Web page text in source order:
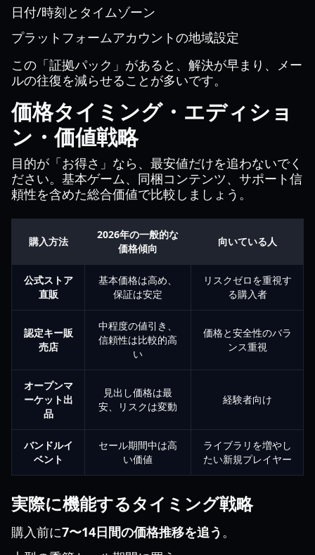
日付/時刻とタイムゾーン
プラットフォームアカウントの地域設定
この「証拠パック」があると、解決が早まり、メー
ルの往復を減らせることが多いです。
価格タイミング・エディショ
ン・価値戦略
目的が「お得さ」なら、最安値だけを追わないでく
ださい。基本ゲーム、同梱コンテンツ、サポート信
頼性を含めた総合価値で比較しましょう。
購入方法
2026年の一般的な
価格傾向
向いている人
公式ストア
直販
基本価格は高め、
保証は安定
リスクゼロを重視す
る購入者
認定キー販
売店
中程度の値引き、
信頼性は比較的高
い
価格と安全性のバラ
ンス重視
オープンマ
ーケット出
品
見出し価格は最
安、リスクは変動
経験者向け
バンドルイ
ベント
セール期間中は高
い価値
ライブラリを増やし
たい新規プレイヤー
実際に機能するタイミング戦略
購入前に7〜14日間の価格推移を追う 。